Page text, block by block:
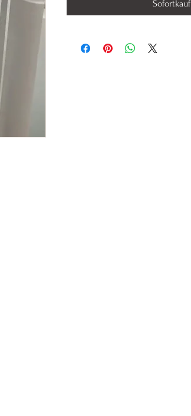
Sofortkauf